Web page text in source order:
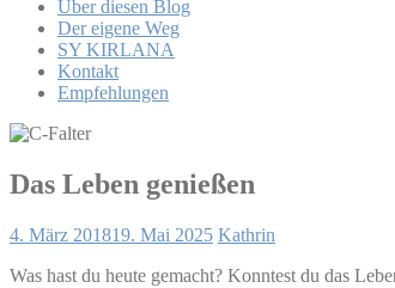
Über diesen Blog
Der eigene Weg
SY KIRLANA
Kontakt
Empfehlungen
Das Leben genießen
4. März 201819. Mai 2025 Kathrin
Was hast du heute gemacht? Konntest du das